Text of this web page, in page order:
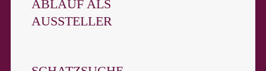
ABLAUF ALS
AUSSTELLER